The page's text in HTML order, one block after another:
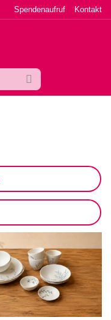
Spendenaufruf Kontakt